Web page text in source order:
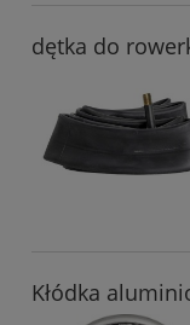
dętka do
Kłódka